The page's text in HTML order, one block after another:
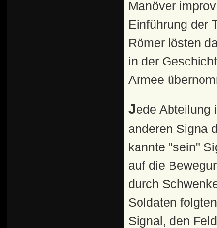
Manöver
Einführung der
Römer lösten
in der
Armee
Jede Abteilung im Heer hatte ein eigenes Signum, das von
anderen Signa
kannte "sein"
auf die
durch
Soldaten
Signal, den